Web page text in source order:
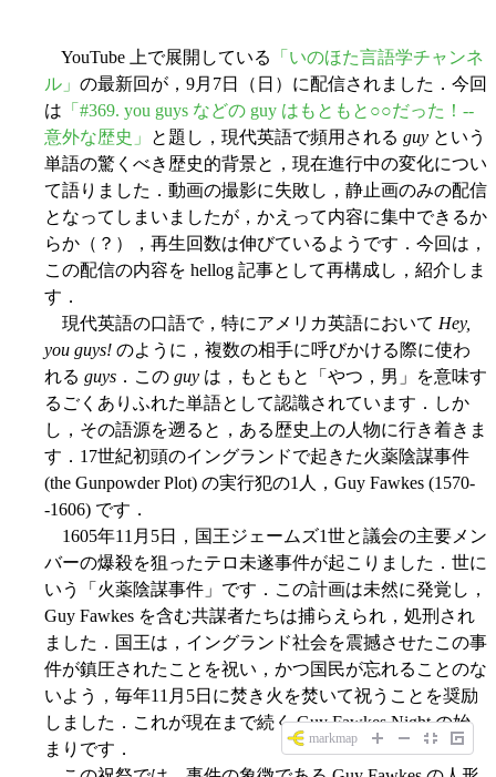
YouTube 上で展開している
「いのほた言語学チャンネ
ル」 の最新回が，9月7日（日）に配信されました．今回
は 「#369. you guys などの guy はもともと○○だった！--
意外な歴史」
と題し，現代英語で頻用される guy という
単語の驚くべき歴史的背景と，現在進行中の変化につい
て語りました．動画の撮影に失敗し，静止画のみの配信
となってしまいましたが，かえって内容に集中できるか
らか（？），再生回数は伸びているようです．今回は，
この配信の内容を hellog 記事として再構成し，紹介しま
す．
現代英語の口語で，特にアメリカ英語において Hey,
you guys! のように，複数の相手に呼びかける際に使わ
れる guys ．この guy は，もともと「やつ，男」を意味す
るごくありふれた単語として認識されています．しか
し，その語源を遡ると，ある歴史上の人物に行き着きま
す．17世紀初頭のイングランドで起きた火薬陰謀事件
(the Gunpowder Plot) の実行犯の1人，Guy Fawkes (1570-
-1606) です．
1605年11月5日，国王ジェームズ1世と議会の主要メン
バーの爆殺を狙ったテロ未遂事件が起こりました．世に
いう「火薬陰謀事件」です．この計画は未然に発覚し，
Guy Fawkes を含む共謀者たちは捕らえられ，処刑され
ました．国王は，イングランド社会を震撼させたこの事
件が鎮圧されたことを祝い，かつ国民が忘れることのな
いよう，毎年11月5日に焚き火を焚いて祝うことを奨励
しました．これが現在まで続く Guy Fawkes Night の始
まりです．
markmap